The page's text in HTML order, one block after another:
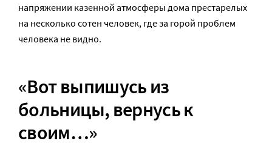
напряжении казенной атмосферы дома престарелых
на несколько сотен человек, где за горой проблем
человека не видно.
«Вот выпишусь из
больницы, вернусь к
своим…»